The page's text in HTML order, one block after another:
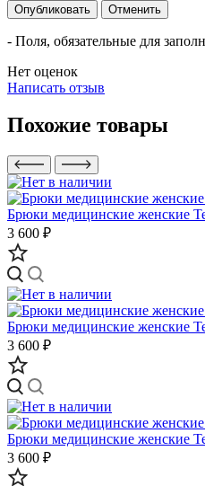
Опубликовать Отменить
- Поля, обязательные для
Нет оценок
Написать отзыв
Похожие товары
Брюки медицинские женские
3 600 ₽
Брюки медицинские женские
3 600 ₽
Брюки медицинские женские
3 600 ₽